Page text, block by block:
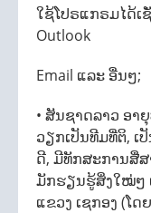
ໃຊ້ໂປຣແກຣມໄດ້ເ
Outlook
Email ແລະ ອື່ນໆ;
• ສັນຊາດລາວ ອາ
ວຽກເປັນທີມທີ່ຕິ, ເ
ດີ, ມີທັກສະການສື່
ມັກຮຽນຮູ້ສິ່ງໃໝ່ໆ
ແຂວງ ເຊກອງ (ໂດ